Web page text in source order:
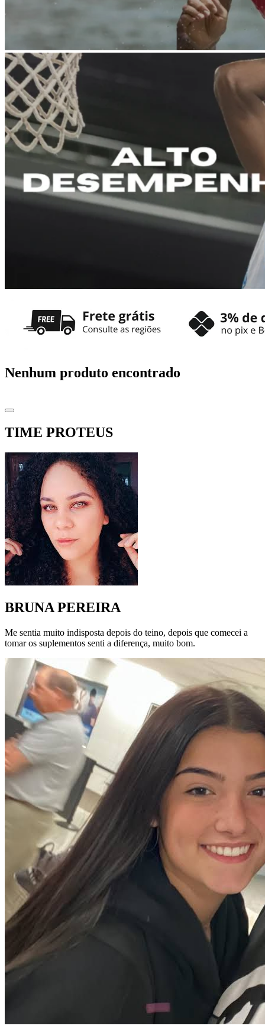
Nenhum produto encontrado
TIME PROTEUS
BRUNA PEREIRA
Me sentia muito indisposta depois do teino, depois que comecei a
tomar os suplementos senti a diferença, muito bom.